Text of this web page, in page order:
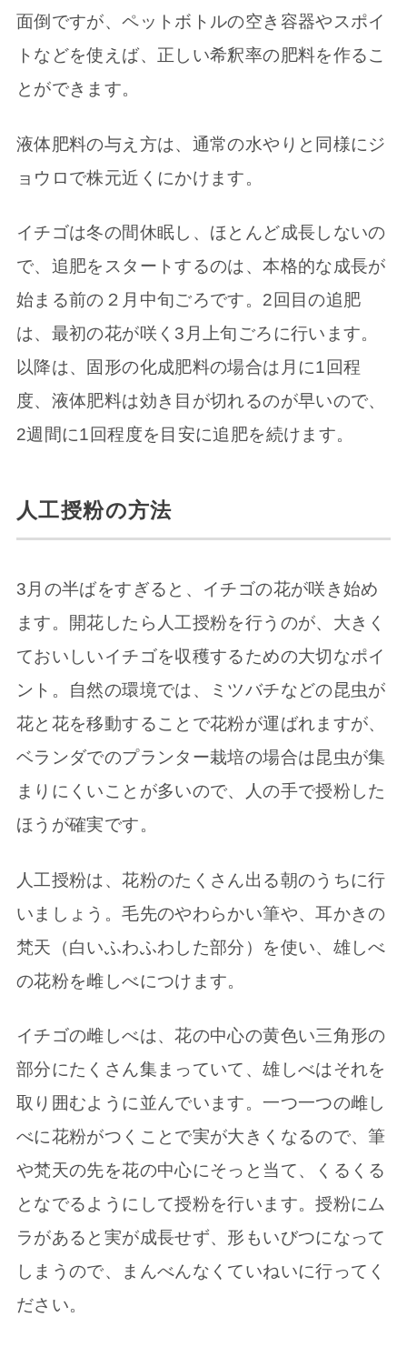
面倒ですが、ペットボトルの空き容器やスポイ
トなどを使えば、正しい希釈率の肥料を作るこ
とができます。
液体肥料の与え方は、通常の水やりと同様にジ
ョウロで株元近くにかけます。
イチゴは冬の間休眠し、ほとんど成長しないの
で、追肥をスタートするのは、本格的な成長が
始まる前の２月中旬ごろです。2回目の追肥
は、最初の花が咲く3月上旬ごろに行います。
以降は、固形の化成肥料の場合は月に1回程
度、液体肥料は効き目が切れるのが早いので、
2週間に1回程度を目安に追肥を続けます。
人工授粉の方法
3月の半ばをすぎると、イチゴの花が咲き始め
ます。開花したら人工授粉を行うのが、大きく
ておいしいイチゴを収穫するための大切なポイ
ント。自然の環境では、ミツバチなどの昆虫が
花と花を移動することで花粉が運ばれますが、
ベランダでのプランター栽培の場合は昆虫が集
まりにくいことが多いので、人の手で授粉した
ほうが確実です。
人工授粉は、花粉のたくさん出る朝のうちに行
いましょう。毛先のやわらかい筆や、耳かきの
梵天（白いふわふわした部分）を使い、雄しべ
の花粉を雌しべにつけます。
イチゴの雌しべは、花の中心の黄色い三角形の
部分にたくさん集まっていて、雄しべはそれを
取り囲むように並んでいます。一つ一つの雌し
べに花粉がつくことで実が大きくなるので、筆
や梵天の先を花の中心にそっと当て、くるくる
となでるようにして授粉を行います。授粉にム
ラがあると実が成長せず、形もいびつになって
しまうので、まんべんなくていねいに行ってく
ださい。